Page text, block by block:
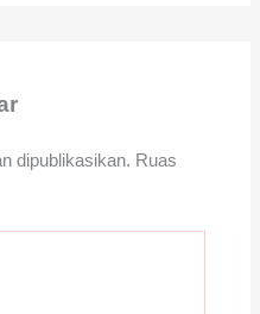
dipublikasikan. Ruas